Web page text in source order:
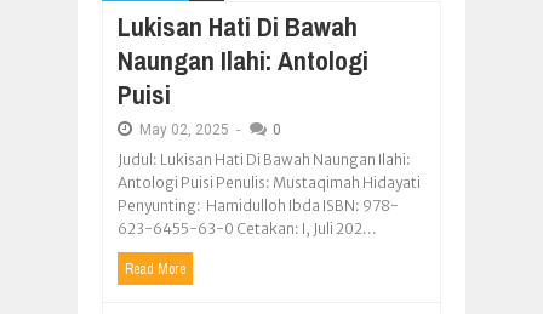
Lukisan Hati Di Bawah
Naungan Ilahi: Antologi
Puisi
May 02, 2025 - 0
Judul: Lukisan Hati Di Bawah Naungan Ilahi:
Antologi Puisi Penulis: Mustaqimah Hidayati
Penyunting: Hamidulloh Ibda ISBN: 978-
623-6455-63-0 Cetakan: I, Juli 202...
Read More